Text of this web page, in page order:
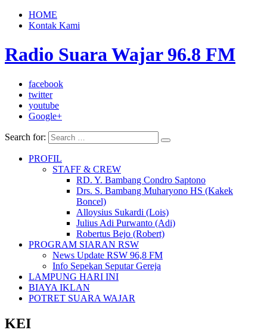
HOME
Kontak Kami
Radio Suara Wajar 96.8 FM
facebook
twitter
youtube
Google+
Search for:
PROFIL
STAFF & CREW
RD. Y. Bambang Condro Saptono
Drs. S. Bambang Muharyono HS (Kakek
Boncel)
Alloysius Sukardi (Lois)
Julius Adi Purwanto (Adi)
Robertus Bejo (Robert)
PROGRAM SIARAN RSW
News Update RSW 96,8 FM
Info Sepekan Seputar Gereja
LAMPUNG HARI INI
BIAYA IKLAN
POTRET SUARA WAJAR
KEI